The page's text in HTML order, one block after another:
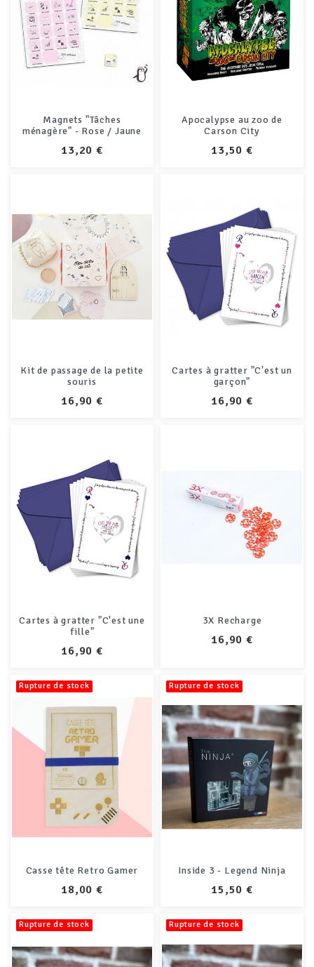
Magnets "Tâches
ménagère" - Rose / Jaune
PRIX
13,20 €
Apocalypse au zoo de
Carson City
PRIX
13,50 €
Kit de passage de la petite
souris
PRIX
16,90 €
Cartes à gratter "C'est un
garçon"
PRIX
16,90 €
Cartes à gratter "C'est une
fille"
PRIX
16,90 €
3X Recharge
PRIX
16,90 €
Rupture de stock
Casse tête Retro Gamer
PRIX
18,00 €
Rupture de stock
Inside 3 - Legend Ninja
PRIX
15,50 €
Rupture de stock Rupture de stock